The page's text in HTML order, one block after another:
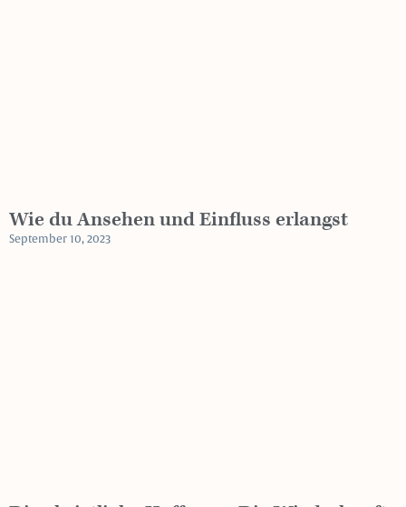
Wie du Ansehen und Einfluss erlangst
September 10, 2023